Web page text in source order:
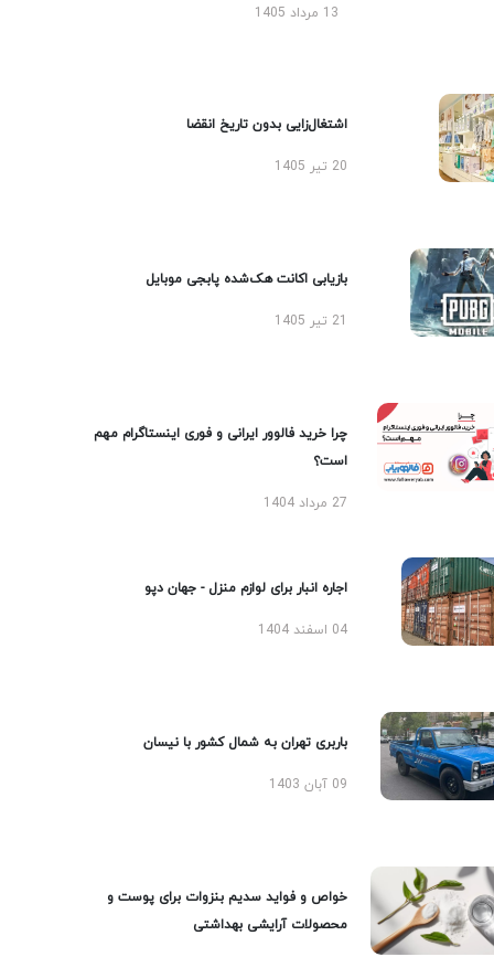
13 مرداد 1405
اشتغال‌زایی بدون تاریخ انقضا
20 تیر 1405
بازیابی اکانت هک‌شده پابجی موبایل
چرا خرید فالوور ایرانی و فوری اینستاگرام مهم
است؟
27 مرداد 1404
اجاره انبار برای لوازم منزل - جهان دپو
04 اسفند 1404
باربری تهران به شمال کشور با نیسان
09 آبان 1403
خواص و فواید سدیم بنزوات برای پوست و
محصولات آرایشی بهداشتی